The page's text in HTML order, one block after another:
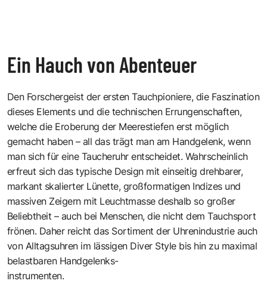
Ein Hauch von Abenteuer
Den Forschergeist der ersten Tauchpioniere, die Faszination
dieses Elements und die technischen Errungenschaften,
welche die Eroberung der Meerestiefen erst möglich
gemacht haben – all das trägt man am Handgelenk, wenn
man sich für eine Taucheruhr entscheidet. Wahrscheinlich
erfreut sich das typische Design mit einseitig drehbarer,
markant skalierter ­Lünette, großformatigen Indizes und
massiven Zeigern mit Leuchtmasse deshalb so großer
Beliebtheit – auch bei Menschen, die nicht dem Tauchsport
frönen. Daher reicht das Sortiment der Uhrenindustrie auch
von Alltagsuhren im lässigen Diver Style bis hin zu maximal
belastbaren Handgelenks-
instrumenten.